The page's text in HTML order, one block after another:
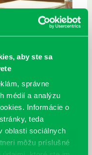
aby ste sa
správne
médií a analýzu
Informácie o
teda
oblasti sociálnych
môžu príslušné